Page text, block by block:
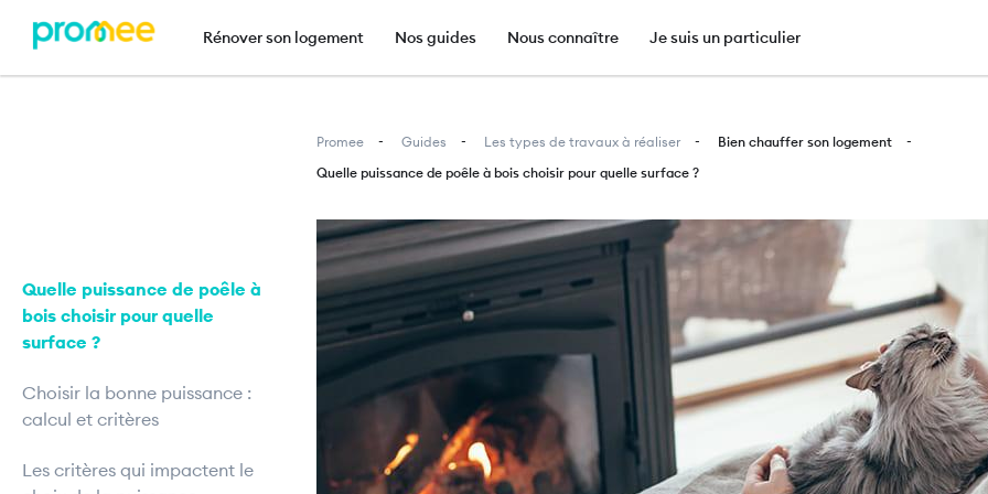
au
Navigation principale
Rénover son logement Nos guides Nous connaître Je suis un particulier
Quelle puissance de poêle à
bois choisir pour quelle
surface ?
Choisir la bonne puissance :
calcul et critères
Les critères qui impactent le
Promee Guides Les types de travaux à réaliser
Bien chauffer son logement
Quelle puissance de poêle à bois choisir pour quelle surface ?
Image